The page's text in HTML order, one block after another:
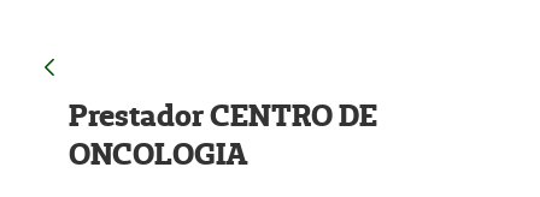
Prestador CENTRO DE
ONCOLOGIA